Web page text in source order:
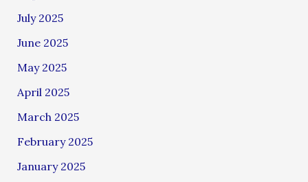
July 2025
June 2025
May 2025
April 2025
March 2025
February 2025
January 2025